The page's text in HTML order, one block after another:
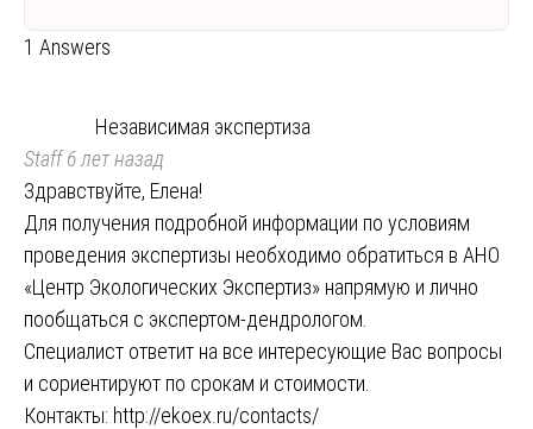
1 Answers
Независимая экспертиза
Staff6 лет назад
Здравствуйте, Елена!
Для получения подробной информации по условиям
проведения экспертизы необходимо обратиться в АНО
«Центр Экологических Экспертиз» напрямую и лично
пообщаться с экспертом-дендрологом.
Специалист ответит на все интересующие Вас вопросы
и сориентируют по срокам и стоимости.
Контакты: http://ekoex.ru/contacts/